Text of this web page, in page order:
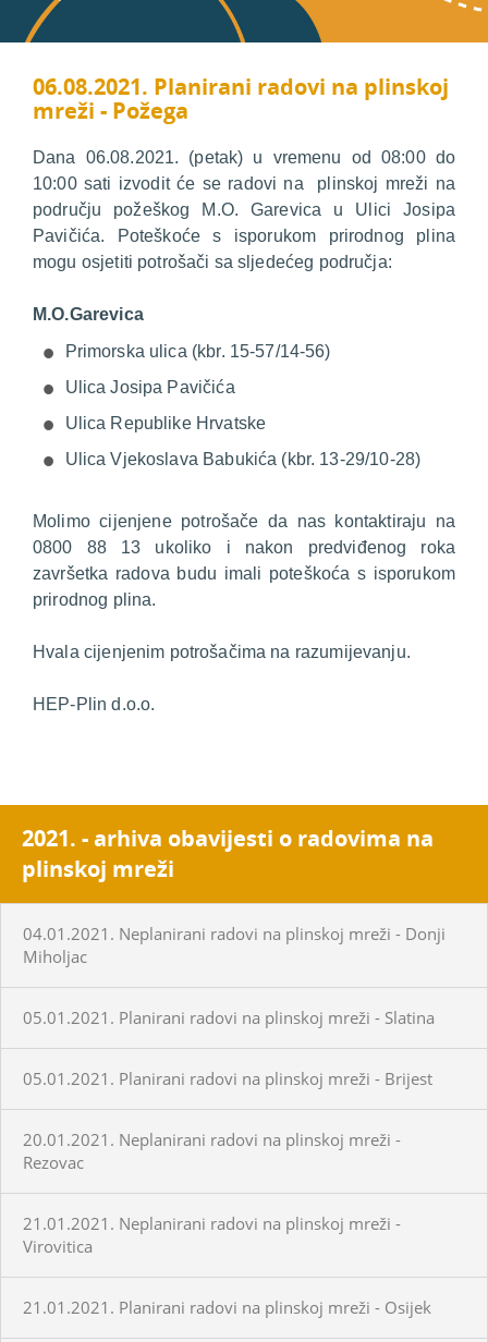
06.08.2021. Planirani radovi na plinskoj
mreži - Požega
Dana 06.08.2021. (petak) u vremenu od 08:00 do
10:00 sati izvodit će se radovi na plinskoj mreži na
području požeškog M.O. Garevica u Ulici Josipa
Pavičića. Poteškoće s isporukom prirodnog plina
mogu osjetiti potrošači sa sljedećeg područja:
M.O.Garevica
Primorska ulica (kbr. 15-57/14-56)
Ulica Josipa Pavičića
Ulica Republike Hrvatske
Ulica Vjekoslava Babukića (kbr. 13-29/10-28)
Molimo cijenjene potrošače da nas kontaktiraju na
0800 88 13 ukoliko i nakon predviđenog roka
završetka radova budu imali poteškoća s isporukom
prirodnog plina.
Hvala cijenjenim potrošačima na razumijevanju.
HEP-Plin d.o.o.
2021. - arhiva obavijesti o radovima na
plinskoj mreži
04.01.2021. Neplanirani radovi na plinskoj mreži - Donji
Miholjac
05.01.2021. Planirani radovi na plinskoj mreži - Slatina
05.01.2021. Planirani radovi na plinskoj mreži - Brijest
20.01.2021. Neplanirani radovi na plinskoj mreži -
Rezovac
21.01.2021. Neplanirani radovi na plinskoj mreži -
Virovitica
21.01.2021. Planirani radovi na plinskoj mreži - Osijek